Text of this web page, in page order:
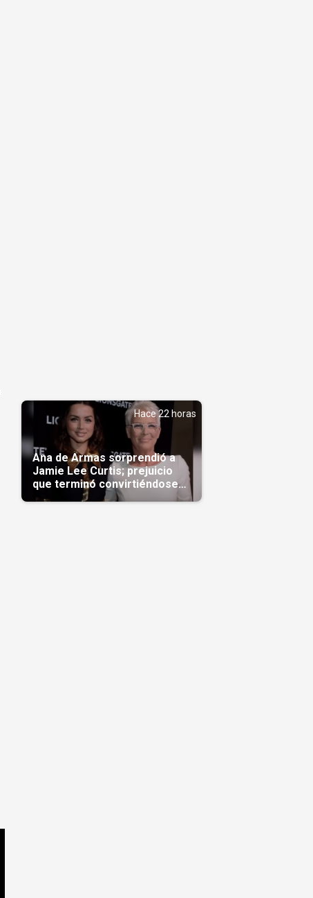
Hace 22 horas
Ana de Armas sorprendió a
Jamie Lee Curtis; prejuicio
que terminó convirtiéndose
en admiración en Hollywood